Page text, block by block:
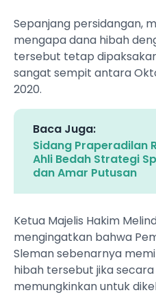
Sepanjang persidangan,
mengapa dana hibah
tersebut tetap
sangat sempit antara
2020.
Baca Juga:
Sidang Praperadilan
Ahli Bedah Strategi
dan Amar Putusan
Ketua Majelis Hakim
mengingatkan bahwa
Sleman sebenarnya
hibah tersebut jika
memungkinkan untuk